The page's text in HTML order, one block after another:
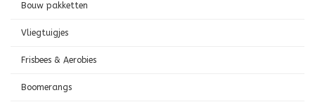
Bouw pakketten
Vliegtuigjes
Frisbees & Aerobies
Boomerangs